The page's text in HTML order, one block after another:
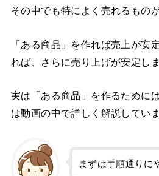
その中でも特によく売れるもの
「ある商品」を作れば売上が安
れば、さらに売り上げが安定しま
実は「ある商品」を作るために
は動画の中で詳しく解説していま
まずは手順通りに